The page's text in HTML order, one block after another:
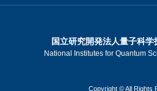
国立研究開発法人量子科
National Institutes for Quantum
Copyright © All Rights